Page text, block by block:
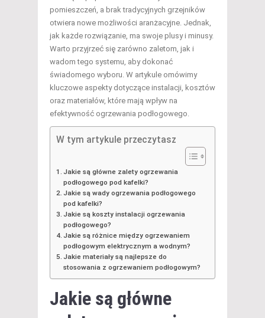
pomieszczeń, a brak tradycyjnych grzejników
otwiera nowe możliwości aranżacyjne. Jednak,
jak każde rozwiązanie, ma swoje plusy i minusy.
Warto przyjrzeć się zarówno zaletom, jak i
wadom tego systemu, aby dokonać
świadomego wyboru. W artykule omówimy
kluczowe aspekty dotyczące instalacji, kosztów
oraz materiałów, które mają wpływ na
efektywność ogrzewania podłogowego.
W tym artykule przeczytasz
Jakie są główne zalety ogrzewania
podłogowego pod kafelki?
Jakie są wady ogrzewania podłogowego
pod kafelki?
Jakie są koszty instalacji ogrzewania
podłogowego?
Jakie są różnice między ogrzewaniem
podłogowym elektrycznym a wodnym?
Jakie materiały są najlepsze do
stosowania z ogrzewaniem podłogowym?
Jakie są główne